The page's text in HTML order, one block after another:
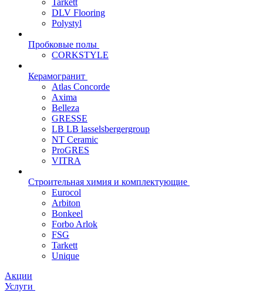
Tarkett
DLV Flooring
Polystyl
Пробковые полы
CORKSTYLE
Керамогранит
Atlas Concorde
Axima
Belleza
GRESSE
LB LB lasselsbergergroup
NT Ceramic
ProGRES
VITRA
Строительная химия и комплектующие
Eurocol
Arbiton
Bonkeel
Forbo Arlok
FSG
Tarkett
Unique
Акции
Услуги